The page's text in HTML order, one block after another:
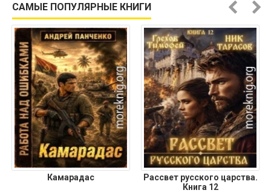
САМЫЕ ПОПУЛЯРНЫЕ КНИГИ
Камарадас
Рассвет русского царства.
Книга 12